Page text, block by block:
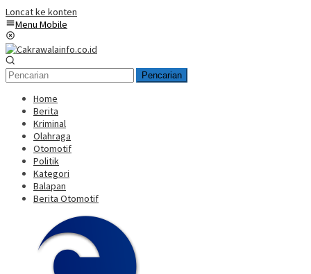
Loncat ke konten
Menu Mobile
Pencarian
Home
Berita
Kriminal
Olahraga
Otomotif
Politik
Kategori
Balapan
Berita Otomotif